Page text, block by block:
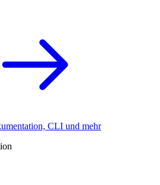
CLI und mehr